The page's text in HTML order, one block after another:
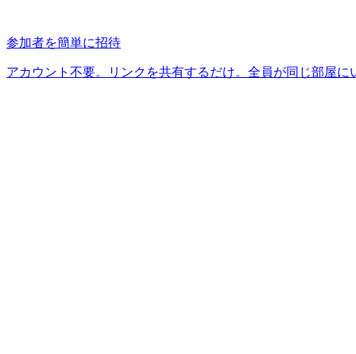
参加者を簡単に招待
アカウント不要。リンクを共有するだけ。全員が同じ部屋に